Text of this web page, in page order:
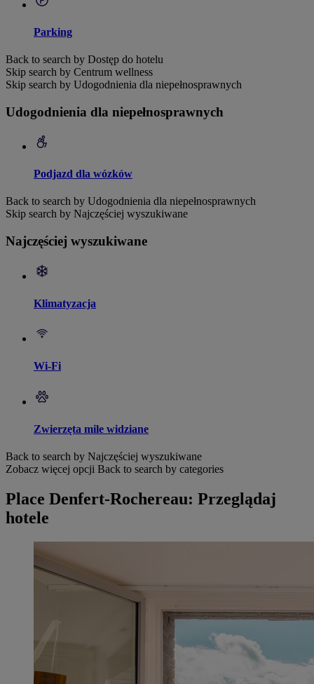
Parking
Back to search by Dostęp do hotelu
Skip search by Centrum wellness
Skip search by Udogodnienia dla niepełnosprawnych
Udogodnienia dla niepełnosprawnych
Podjazd dla wózków
Back to search by Udogodnienia dla niepełnosprawnych
Skip search by Najczęściej wyszukiwane
Najczęściej wyszukiwane
Klimatyzacja
Wi-Fi
Zwierzęta mile widziane
Back to search by Najczęściej wyszukiwane
Zobacz więcej opcji Back to search by categories
Place Denfert-Rochereau: Przeglądaj
hotele